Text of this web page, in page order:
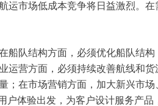
运市场低成本竞争将日益激烈。
船队结构方面，必须优化船队结
运营方面，必须持续改善航线和
；在市场营销方面，加大新兴市
户体验出发，为客户设计服务产